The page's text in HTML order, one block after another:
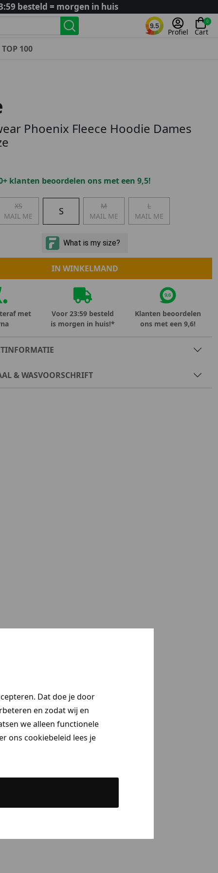
Dat doe je door
en zodat wij en
we alleen functionele
ons cookiebeleid lees je
besteld = morgen in huis
9.5
Profiel
0
Cart
België
Frankrijk
Italië
Kroatië
Marokko
Nigeria
Spanje
MID SEASON-SALE KIDS
TOP 100
Phoenix Fleece Hoodie Dames
klanten beoordelen ons met een 9,5!
XS
MAIL ME
S
M
MAIL ME
L
MAIL ME
IN WINKELMAND
met
Voor 23:59 besteld
is morgen in huis!*
Klanten beoordelen
ons met een 9,6!
& WASVOORSCHRIFT